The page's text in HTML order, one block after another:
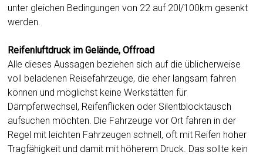
unter gleichen Bedingungen von 22 auf 20l/100km gesenkt
werden.
Reifenluftdruck im Gelände, Offroad
Alle dieses Aussagen beziehen sich auf die üblicherweise
voll beladenen Reisefahrzeuge, die eher langsam fahren
können und möglichst keine Werkstätten für
Dämpferwechsel, Reifenflicken oder Silentblocktausch
aufsuchen möchten. Die Fahrzeuge vor Ort fahren in der
Regel mit leichten Fahrzeugen schnell, oft mit Reifen hoher
Tragfähigkeit und damit mit höherem Druck. Das sollte kein